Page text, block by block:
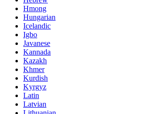
Hmong
Hungarian
Icelandic
Igbo
Javanese
Kannada
Kazakh
Khmer
Kurdish
Kyrgyz
Latin
Latvian